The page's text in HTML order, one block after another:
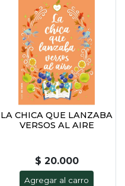
LA CHICA QUE LANZABA
VERSOS AL AIRE
$ 20.000
Agregar al carro